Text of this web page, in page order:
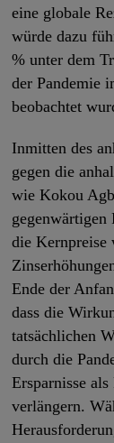
eine globale
würde dazu
% unter dem
der Pandemie
beobachtet
Inmitten des
gegen die
wie Kokou
gegenwärtigen
die Kernpreise
Ende der
dass die
tatsächlichen
durch die
Ersparnisse
verlängern.